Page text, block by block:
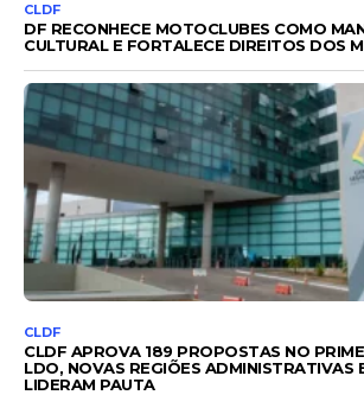
CLDF
DF RECONHECE MOTOCLUBES COMO
CULTURAL E FORTALECE DIREITOS DOS
CLDF
CLDF APROVA 189 PROPOSTAS NO
LDO, NOVAS REGIÕES ADMINISTRATIVAS
LIDERAM PAUTA